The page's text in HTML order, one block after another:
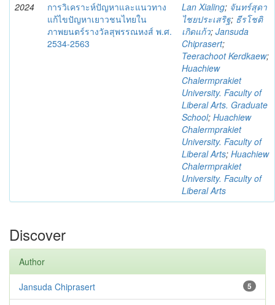
2024
การวิเคราะห์ปัญหาและแนวทาง
แก้ไขปัญหาเยาวชนไทยใน
ภาพยนตร์รางวัลสุพรรณหงส์ พ.ศ.
2534-2563
Lan Xialing; จันทร์สุดา
ไชยประเสริฐ; ธีรโชติ
เกิดแก้ว; Jansuda
Chiprasert;
Teerachoot Kerdkaew;
Huachiew
Chalermprakiet
University. Faculty of
Liberal Arts. Graduate
School; Huachiew
Chalermprakiet
University. Faculty of
Liberal Arts; Huachiew
Chalermprakiet
University. Faculty of
Liberal Arts
Discover
Author
5
Jansuda Chiprasert